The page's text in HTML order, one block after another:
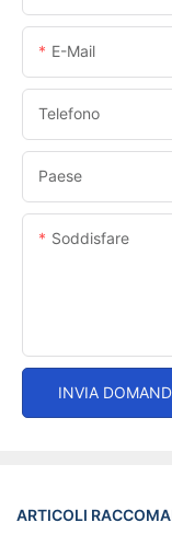
E-Mail
Telefono
Paese
Soddisfare
INVIA
ARTICOLI